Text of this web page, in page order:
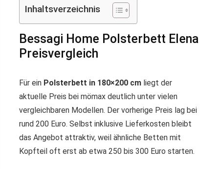
Inhaltsverzeichnis
Bessagi Home Polsterbett Elena
Preisvergleich
Für ein Polsterbett in 180×200 cm liegt der
aktuelle Preis bei mömax deutlich unter vielen
vergleichbaren Modellen. Der vorherige Preis lag bei
rund 200 Euro. Selbst inklusive Lieferkosten bleibt
das Angebot attraktiv, weil ähnliche Betten mit
Kopfteil oft erst ab etwa 250 bis 300 Euro starten.